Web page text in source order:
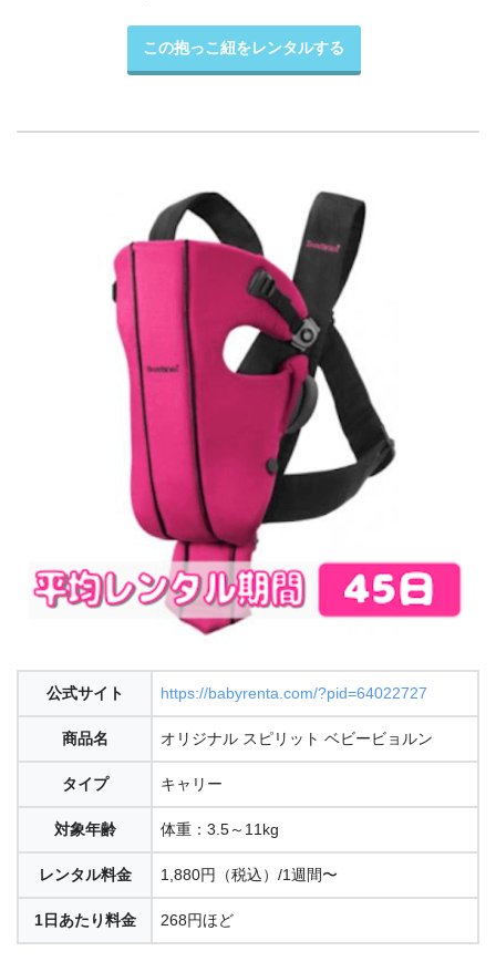
この抱っこ紐をレンタルする
公式サイト https://babyrenta.com/?pid=64022727
商品名 オリジナル スピリット ベビービョルン
タイプ キャリー
対象年齢 体重：3.5～11kg
レンタル料金 1,880円（税込）/1週間〜
1日あたり料金 268円ほど